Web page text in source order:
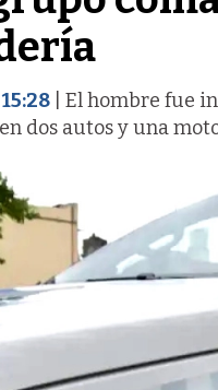
| El hombre fue
dos autos y una